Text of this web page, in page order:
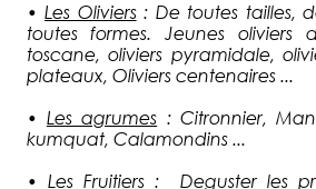
•Les Oliviers: De toutes tailles,
toutes formes. Jeunes oliviers
toscane, oliviers pyramidale,
plateaux, Oliviers centenaires ...
• Les agrumes : Citronnier,
kumquat, Calamondins ...
• Les Fruitiers: Deguster les